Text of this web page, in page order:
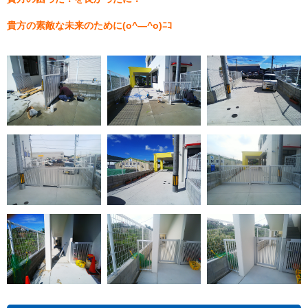
貴方の素敵な未来のために(o^―^o)ﾆｺ